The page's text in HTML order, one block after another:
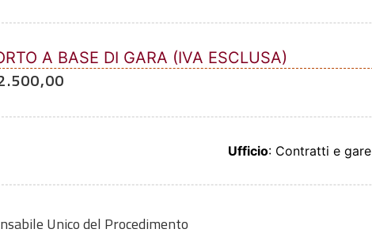
A BASE DI GARA (IVA ESCLUSA)
Ufficio: Contratti e gare
Unico del Procedimento